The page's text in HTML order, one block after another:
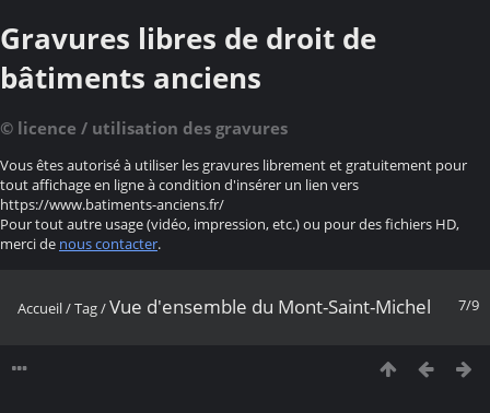
Gravures libres de droit de
bâtiments anciens
© licence / utilisation des gravures
Vous êtes autorisé à utiliser les gravures librement et gratuitement pour
tout affichage en ligne à condition d'insérer un lien vers
https://www.batiments-anciens.fr/
Pour tout autre usage (vidéo, impression, etc.) ou pour des fichiers HD,
merci de nous contacter.
7/9
Accueil/Tag/Vue d'ensemble du Mont-Saint-Michel